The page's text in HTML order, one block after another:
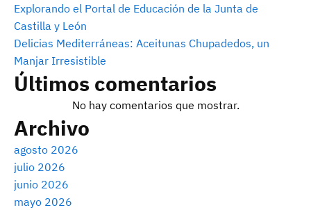
Explorando el Portal de Educación de la Junta de
Castilla y León
Delicias Mediterráneas: Aceitunas Chupadedos, un
Manjar Irresistible
Últimos comentarios
No hay comentarios que mostrar.
Archivo
agosto 2026
julio 2026
junio 2026
mayo 2026